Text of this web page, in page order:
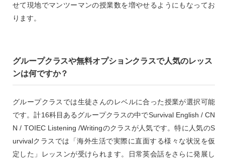
せて現地でマンツーマンの授業数を増やせるようにもなってお
ります。
グループクラスや無料オプションクラスで人気のレッス
ンは何ですか？
グループクラスでは生徒さんのレベルに合った授業が選択可能
です。計16科目あるグループクラスの中でSurvival English / CN
N / TOIEC Listening /Writingのクラスが人気です。特に人気のS
urvivalクラスでは「海外生活で実際に直面する様々な状況を仮
定した」レッスンが受けられます。日常英会話をさらに発展し